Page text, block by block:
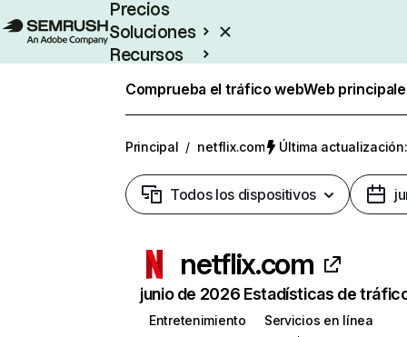
Precios
Soluciones
Recursos
Comprueba el tráfico webWeb
Principal / netflix.com Última
Todos los dispositivos
netflix.com
junio de 2026 Estadísticas de
Entretenimiento
Servicios en línea